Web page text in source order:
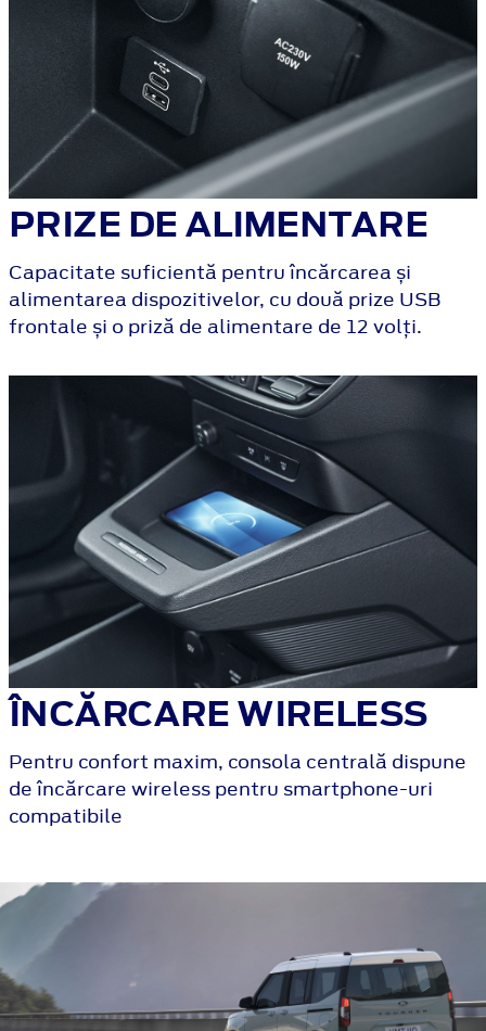
PRIZE DE ALIMENTARE
Capacitate suficientă pentru încărcarea și
alimentarea dispozitivelor, cu două prize USB
frontale și o priză de alimentare de 12 volți.
ÎNCĂRCARE WIRELESS
Pentru confort maxim, consola centrală dispune
de încărcare wireless pentru smartphone-uri
compatibile